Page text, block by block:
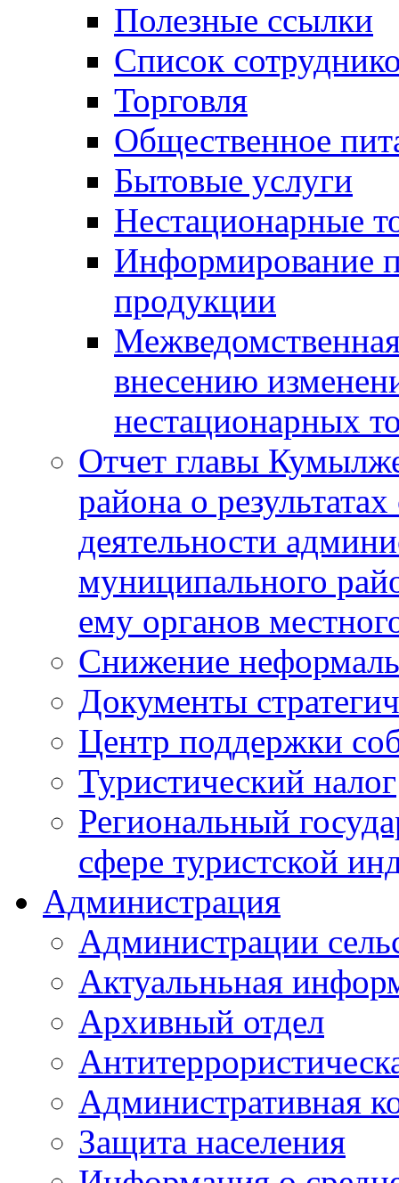
Полезные ссылки
Список
Торговля
Общественное
Бытовые услуги
Нестационарные
Информирование
продукции
внесению
нестационарных
Отчет главы
района о
деятельности
муниципального
ему органов
Снижение
Документы
Центр поддержки
Туристический налог
Региональный
сфере туристской
Администрация
Администрации
Актуальньная
Архивный отдел
Административная
Защита населения